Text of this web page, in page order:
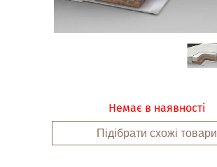
Немає в наявності
Підібрати схожі товари